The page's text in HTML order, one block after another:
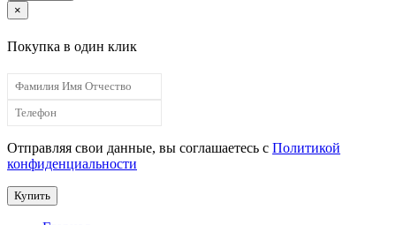
×
Покупка в один клик
Отправляя свои данные, вы соглашаетесь с Политикой
конфиденциальности
Купить